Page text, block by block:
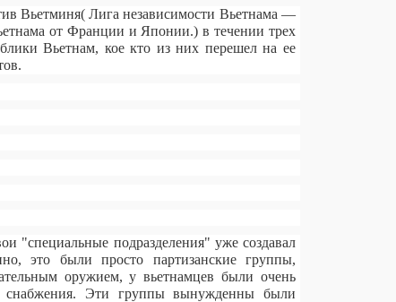
Вьетминя( Лига независимости Вьетнама —
от Франции и Японии.) в течении трех
Вьетнам, кое кто из них перешел на ее
"специальные подразделения" уже создавал
это были просто партизанские группы,
оружием, у вьетнамцев были очень
снабжения. Эти группы вынужденны были